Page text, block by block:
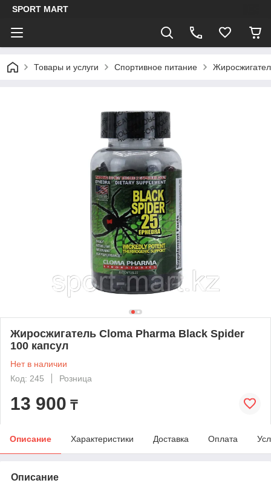
SPORT MART
Товары и услуги Спортивное питание
Жиросжигатель Cloma Pharma Black Spider
100 капсул
Нет в наличии
Код: 245
Розница
13 900 ₸
Описание Характеристики Доставка Оплата
Описание